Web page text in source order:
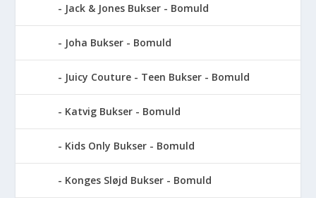
Jack & Jones Bukser - Bomuld
Joha Bukser - Bomuld
Juicy Couture - Teen Bukser - Bomuld
Katvig Bukser - Bomuld
Kids Only Bukser - Bomuld
Konges Sløjd Bukser - Bomuld